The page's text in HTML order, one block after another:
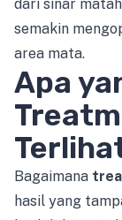
dari sinar
semakin
area mata.
Apa
Bagaimana
hasil yang